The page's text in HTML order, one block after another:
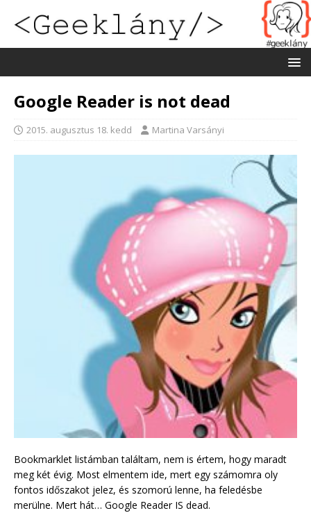
Google Reader is not dead
2015. augusztus 18. kedd Martina Varsányi
Bookmarklet listámban találtam, nem is értem, hogy maradt
meg két évig. Most elmentem ide, mert egy számomra oly
fontos időszakot jelez, és szomorú lenne, ha feledésbe
merülne. Mert hát… Google Reader IS dead.